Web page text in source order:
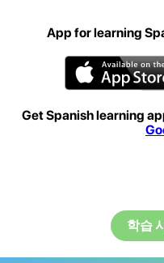
App for learning
Get Spanish learning
학습